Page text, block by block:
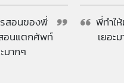
สอนของพี่
อนแตกศัพท์
มากๆ
พี่ทำใ
เยอะ